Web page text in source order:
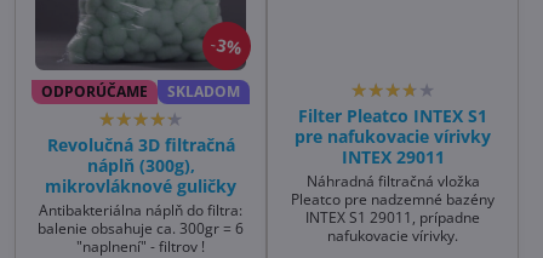
3%
ODPORÚČAME SKLADOM
Revolučná 3D filtračná
náplň (300g),
mikrovláknové guličky
Antibakteriálna náplň do filtra:
balenie obsahuje ca. 300gr = 6
"naplnení" - filtrov !
Filter Pleatco INTEX S1
pre nafukovacie vírivky
INTEX 29011
Náhradná filtračná vložka
Pleatco pre nadzemné bazény
INTEX S1 29011, prípadne
nafukovacie vírivky.